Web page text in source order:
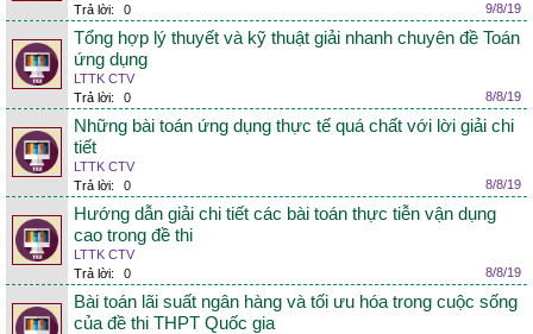
Trả lời:
0 9/8/19
Tổng hợp lý thuyết và kỹ thuật giải nhanh chuyên đề Toán
ứng dụng
LTTK CTV
Trả lời:
0 8/8/19
Những bài toán ứng dụng thực tế quá chất với lời giải chi
tiết
LTTK CTV
Trả lời:
0 8/8/19
Hướng dẫn giải chi tiết các bài toán thực tiễn vận dụng
cao trong đề thi
LTTK CTV
Trả lời:
0 8/8/19
Bài toán lãi suất ngân hàng và tối ưu hóa trong cuộc sống
của đề thi THPT Quốc gia